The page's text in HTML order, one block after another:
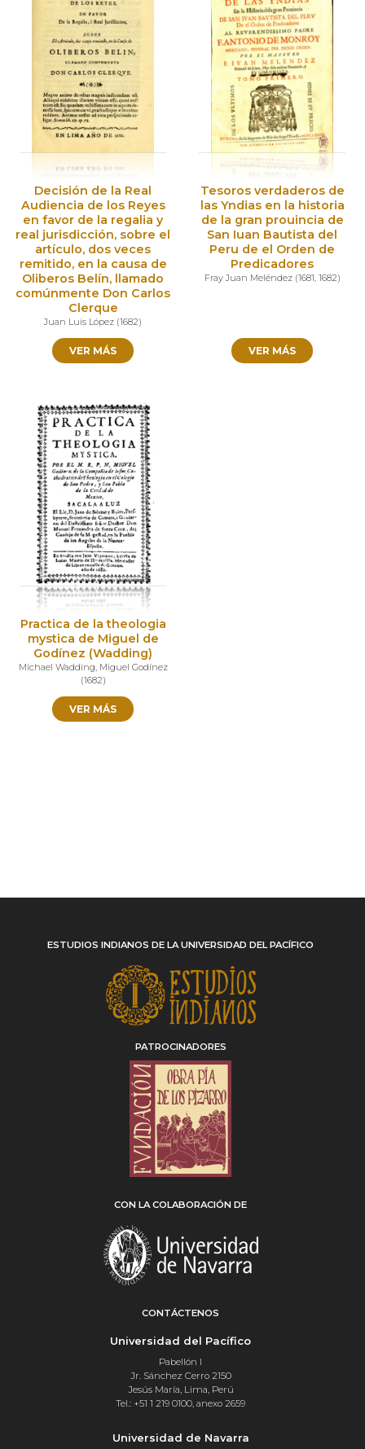
Decisión de la Real
Audiencia de los Reyes
en favor de la regalia y
real jurisdicción, sobre el
artículo, dos veces
remitido, en la causa de
Oliberos Belín, llamado
comúnmente Don Carlos
Clerque
Juan Luis López (1682)
VER MÁS
Tesoros verdaderos de
las Yndias en la historia
de la gran prouincia de
San Iuan Bautista del
Peru de el Orden de
Predicadores
Fray Juan Meléndez(1681, 1682)
VER MÁS
Practica de la theologia
mystica de Miguel de
Godínez (Wadding)
Michael Wadding, Miguel Godínez
(1682)
VER MÁS
ESTUDIOS INDIANOS DE LA UNIVERSIDAD DEL PACÍFICO
PATROCINADORES
CON LA COLABORACIÓN DE
CONTÁCTENOS
Universidad del Pacífico
Pabellón I
Jr. Sánchez Cerro 2150
Jesús María, Lima, Perú
Tel.: +51 1 219 0100, anexo 2659
Universidad de Navarra